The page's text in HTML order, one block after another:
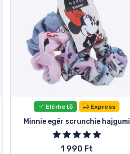
Elérhető Express
Minnie egér scrunchie hajgumi
1 990 Ft